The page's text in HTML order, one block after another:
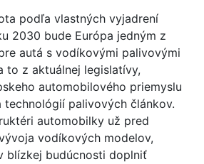
podľa vlastných vyjadrení
2030 bude Európa jedným z
autá s vodíkovými palivovými
to z aktuálnej legislatívy,
automobilového priemyslu
palivových článkov.
automobilky už pred
vodíkových modelov,
blízkej budúcnosti doplniť